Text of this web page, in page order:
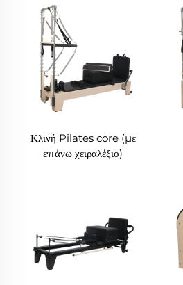
Κλινή Pilates core (με
επάνω χειραλέξιο)